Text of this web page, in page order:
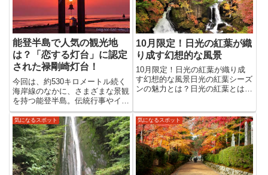
能登半島で人気の観光地
は？「恋する灯台」に認定
された禄剛崎灯台！
今回は、約530キロメートル続く
海岸線のなかに、さまざまな景観
を持つ能登半島。伝統行事やイベ
ントも多く、一年を通して活気に
満ちあふれています。千里浜なぎ
さドライブウェイ砂浜を車で走れ
るなぎさドライブウェイは、細か
く締まった砂丘が波打ち際約8...
10月限定！日光の紅葉が織
り成す幻想的な風景
10月限定！日光の紅葉が織り成
す幻想的な風景日光の紅葉シーズ
ンの魅力とは？日光の紅葉とは？
ます。標高差が大きく、長期間に
わたり紅葉を楽しめるのが特徴で
す。10月上旬には奥日光の高地...
気になるスポット 気になるスポット